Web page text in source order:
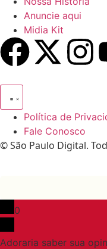
Anuncie aqui
Midia Kit
Política de
Fale Conosco
© São Paulo Digital.
0
Adoraria saber sua